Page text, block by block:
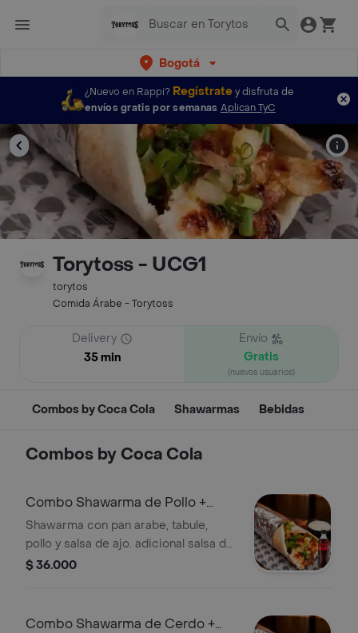
Bogotá
¿Nuevo en Rappi? Regístratey disfruta de
envíos gratis por semanas Aplican TyC
Torytoss - UCG1
torytos
Comida Árabe - Torytoss
Delivery
35 min
Envío
Gratis
(nuevos usuarios)
Combos by Coca Cola Shawarmas Bebidas
Combos by Coca Cola
Combo Shawarma de Pollo +
Coca Cola Sin Azúcar 400 ml
Shawarma con pan arabe, tabule,
pollo y salsa de ajo. adicional salsa de
piña. + Gaseosa
$ 36.000
Combo Shawarma de Cerdo +